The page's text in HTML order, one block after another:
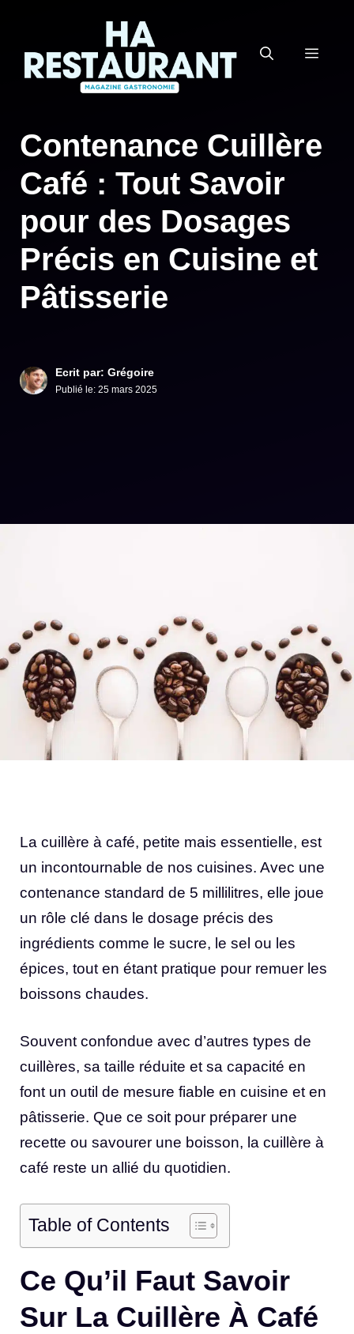
contenu
Contenance Cuillère
Café : Tout Savoir
pour des Dosages
Précis en Cuisine et
Pâtisserie
Ecrit par: Grégoire
Publié le: 25 mars 2025
La cuillère à café, petite mais essentielle, est
un incontournable de nos cuisines. Avec une
contenance standard de 5 millilitres, elle joue
un rôle clé dans le dosage précis des
ingrédients comme le sucre, le sel ou les
épices, tout en étant pratique pour remuer les
boissons chaudes.
Souvent confondue avec d’autres types de
cuillères, sa taille réduite et sa capacité en
font un outil de mesure fiable en cuisine et en
pâtisserie. Que ce soit pour préparer une
recette ou savourer une boisson, la cuillère à
café reste un allié du quotidien.
Table of Contents
Ce Qu’il Faut Savoir
Sur La Cuillère À Café